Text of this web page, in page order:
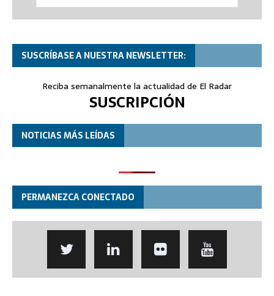
SUSCRÍBASE A NUESTRA NEWSLETTER:
Reciba semanalmente la actualidad de El Radar
SUSCRIPCIÓN
NOTICIAS MÁS LEÍDAS
PERMANEZCA CONECTADO